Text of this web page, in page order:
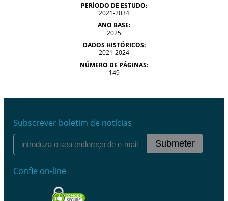
PERÍODO DE ESTUDO:
2021-2034
ANO BASE:
2025
DADOS HISTÓRICOS:
2021-2024
NÚMERO DE PÁGINAS:
149
Subscrever boletim de notícias
Submeter
Confie on-line